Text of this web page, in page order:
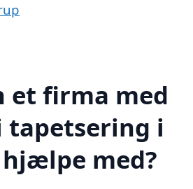
et firma med
tapetsering i
med?